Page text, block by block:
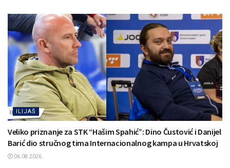
ILIJAŠ
Veliko priznanje za STK “Hašim Spahić”: Dino Čustović i Danijel
Barić dio stručnog tima Internacionalnog kampa u Hrvatskoj
06.08.2026.